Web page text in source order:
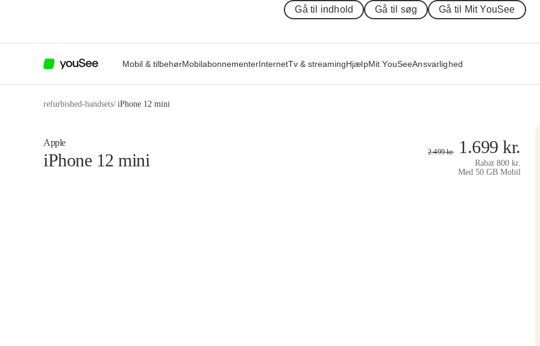
Gå til indhold Gå til søg Gå til Mit YouSee
Mobil & tilbehørMobilabonnementerInternetTv & streamingHjælpMit YouSeeAnsvarlighed
refurbished-handsets/ iPhone 12 mini
Apple
iPhone 12 mini 2.499kr. 1.699kr.
Rabat 800 kr.
Med 50 GB Mobil